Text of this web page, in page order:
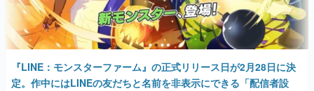
『LINE：モンスターファーム』の正式リリース日が2月28日に決
定。作中にはLINEの友だちと名前を非表示にできる「配信者設